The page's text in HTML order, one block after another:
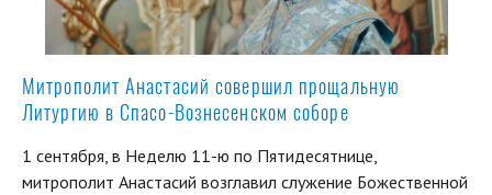
Митрополит Анастасий совершил прощальную
Литургию в Спасо-Вознесенском соборе
1 сентября, в Неделю 11-ю по Пятидесятнице,
митрополит Анастасий возглавил служение Божественной